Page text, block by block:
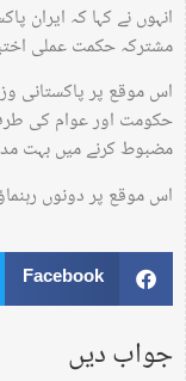
انہوں نے کہا کہ ایران
مشترکہ حکمت عملی
اس موقع پر پاکستانی
حکومت اور عوام کی
مضبوط کرنے میں بہت
اس موقع پر دونوں
Facebook
جواب دیں